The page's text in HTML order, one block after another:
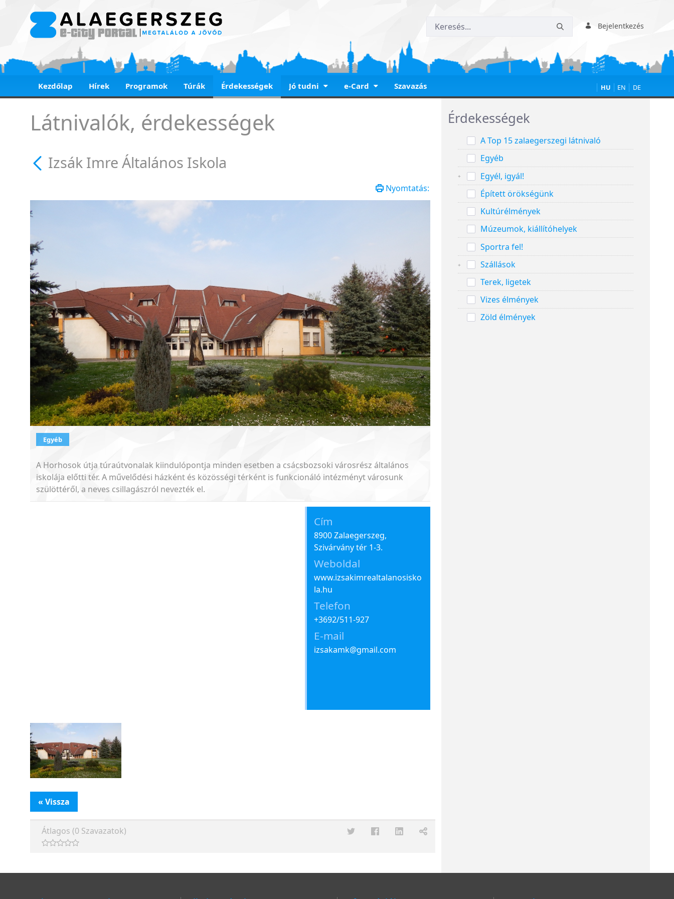
Bejelentkezés
Kezdőlap Hírek Programok Túrák Érdekességek Jó tudni e-Card Szavazás HU EN DE
Izsák Imre Általános Iskola - Izsák Imre Általános Iskola
Látnivalók, érdekességek
Izsák Imre Általános Iskola
Nyomtatás:
Egyéb
A Horhosok útja túraútvonalak kiindulópontja minden esetben a csácsbozsoki városrész általános
iskolája előtti tér. A művelődési házként és közösségi térként is funkcionáló intézményt városunk
szülöttéről, a neves csillagászról nevezték el.
Cím
8900 Zalaegerszeg,
Szivárvány tér 1-3.
Weboldal
www.izsakimrealtalanosisko
la.hu
Telefon
+3692/511-927
E-mail
izsakamk@gmail.com
« Vissza
Átlagos (0 Szavazatok)
Érdekességek
A Top 15 zalaegerszegi látnivaló
Egyéb
Egyél, igyál!
Épített örökségünk
Kultúrélmények
Múzeumok, kiállítóhelyek
Sportra fel!
Szállások
Terek, ligetek
Vizes élmények
Zöld élmények